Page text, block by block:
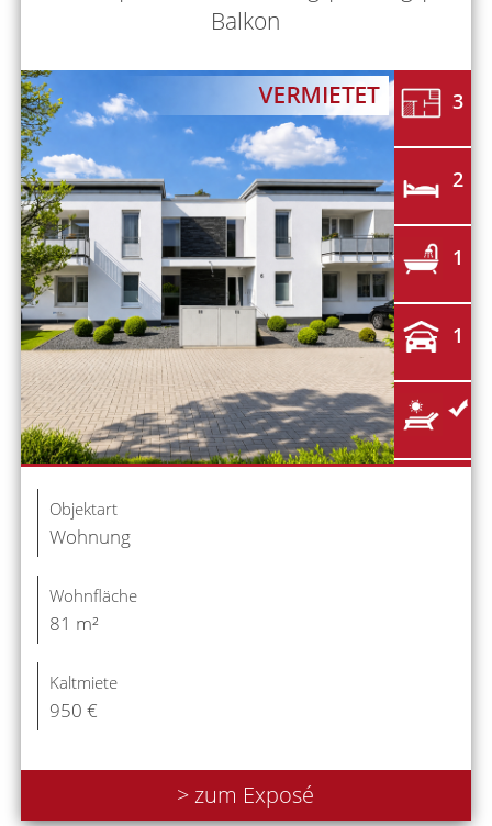
Balkon
3
2
1
1
Objektart
Wohnung
Wohnfläche
81 m²
Kaltmiete
950 €
> zum Exposé